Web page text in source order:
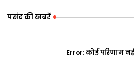
पसंद की खबरें
Error:कोई परिणाम